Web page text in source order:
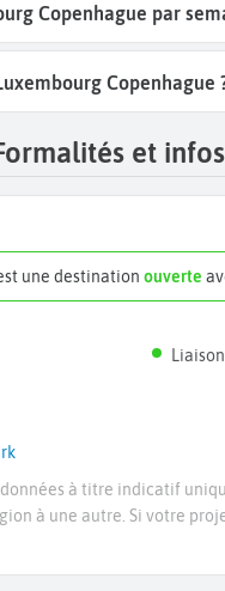
Copenhague par
Copenhague
et
une destination ouverte
à titre indicatif
à une autre. Si votre